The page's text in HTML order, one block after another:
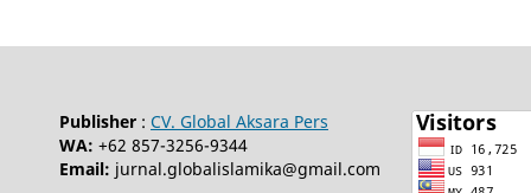
Publisher: CV. Global Aksara Pers
WA: +62 857-3256-9344
Email: jurnal.globalislamika@gmail.com